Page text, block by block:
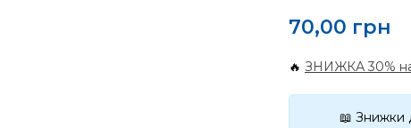
70,00 грн
🔥 ЗНИЖКА 30% на
📖 Знижки